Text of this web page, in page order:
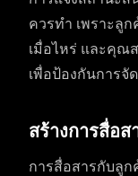
ควรทำ เพราะลู
เมื่อไหร่ และคุณ
เพื่อป้องกันการจั
สร้างการสื่อ
การสื่อสารกับลู